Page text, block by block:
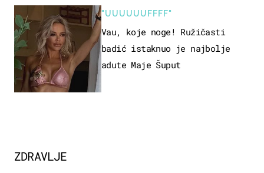
"UUUUUUFFFF"
Vau, koje noge! Ružičasti
badić istaknuo je najbolje
adute Maje Šuput
ZDRAVLJE